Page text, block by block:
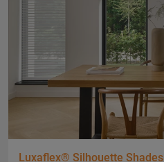
Luxaflex® Silhouette Shades